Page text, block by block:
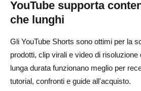
YouTube supporta
che lunghi
Gli YouTube Shorts sono ottimi per la
prodotti, clip virali e video di
lunga durata funzionano meglio per
tutorial, confronti e guide all'acquisto.